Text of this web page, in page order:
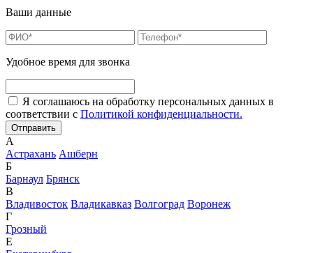
Ваши данные
Удобное время для звонка
Я соглашаюсь на обработку персональных данных в
соответствии с Политикой конфиденциальности.
А
Астрахань Ашберн
Б
Барнаул Брянск
В
Владивосток Владикавказ Волгоград Воронеж
Г
Грозный
Е